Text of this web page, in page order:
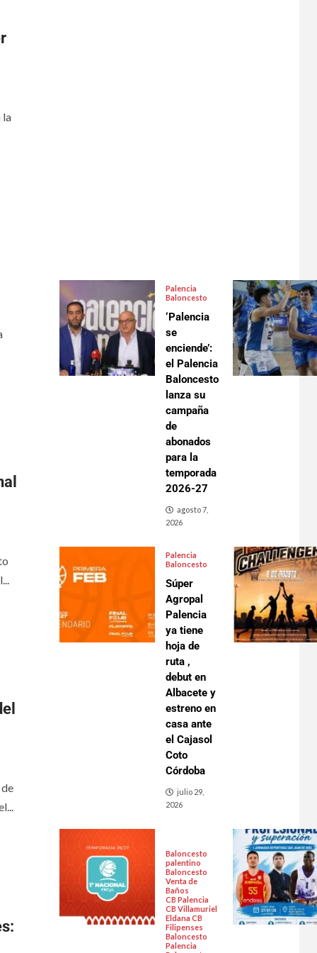
la
Palencia
Baloncesto
‘Palencia
se
enciende’:
el Palencia
Baloncesto
lanza su
campaña
de
abonados
para la
temporada
2026-27
agosto 7,
2026
Palencia
Baloncesto
Súper
Agropal
Palencia
ya tiene
hoja de
ruta ,
debut en
Albacete y
estreno en
casa ante
el Cajasol
Coto
Córdoba
julio 29,
2026
Baloncesto
palentino
Baloncesto
Venta de
Baños
CB Palencia
CB Villamuriel
Eldana CB
Filipenses
Baloncesto
Palencia